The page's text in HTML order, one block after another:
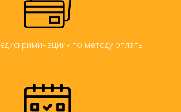
по методу оплаты